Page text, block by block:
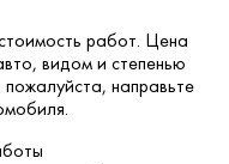
работ. Цена
видом и степенью
направьте
.